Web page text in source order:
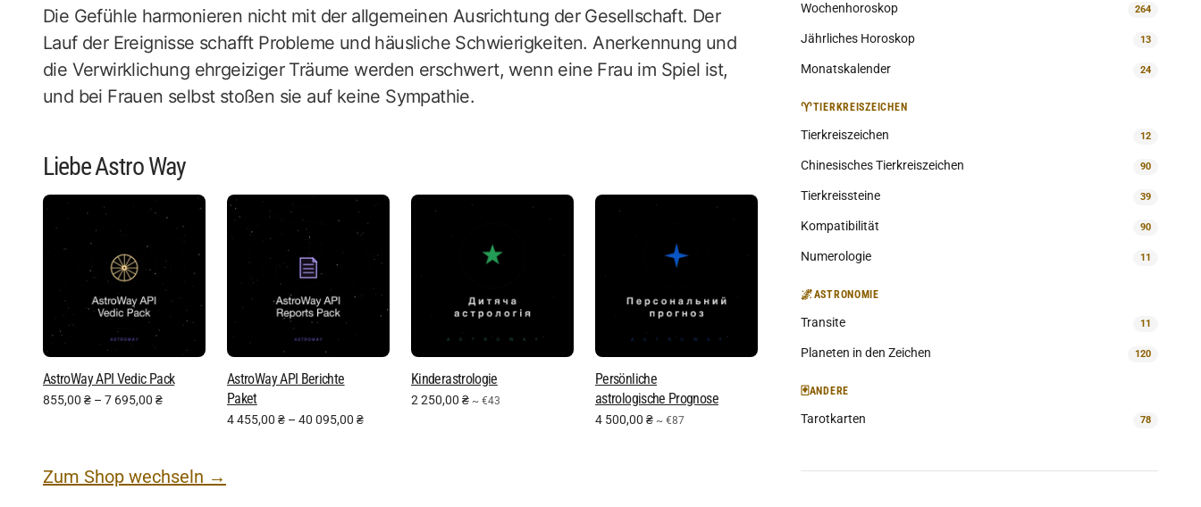
Die Gefühle harmonieren nicht mit der allgemeinen Ausrichtung der Gesellschaft. Der
Lauf der Ereignisse schafft Probleme und häusliche Schwierigkeiten. Anerkennung und
die Verwirklichung ehrgeiziger Träume werden erschwert, wenn eine Frau im Spiel ist,
und bei Frauen selbst stoßen sie auf keine Sympathie.
Liebe Astro Way
AstroWay API Vedic Pack
855,00 ₴ – 7 695,00 ₴
AstroWay API Berichte
Paket
4 455,00 ₴ – 40 095,00 ₴
Kinderastrologie
2 250,00 ₴ ~ €43
Persönliche
astrologische Prognose
4 500,00 ₴ ~ €87
Zum Shop wechseln →
Wochenhoroskop 264
Jährliches Horoskop 13
Monatskalender 24
♈TIERKREISZEICHEN
Tierkreiszeichen 12
Chinesisches Tierkreiszeichen 90
Tierkreissteine 39
Kompatibilität 90
Numerologie 11
🌌ASTRONOMIE
Transite 11
Planeten in den Zeichen 120
🃏ANDERE
Tarotkarten 78